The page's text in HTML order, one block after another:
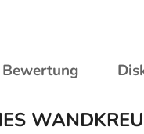
Bewertung